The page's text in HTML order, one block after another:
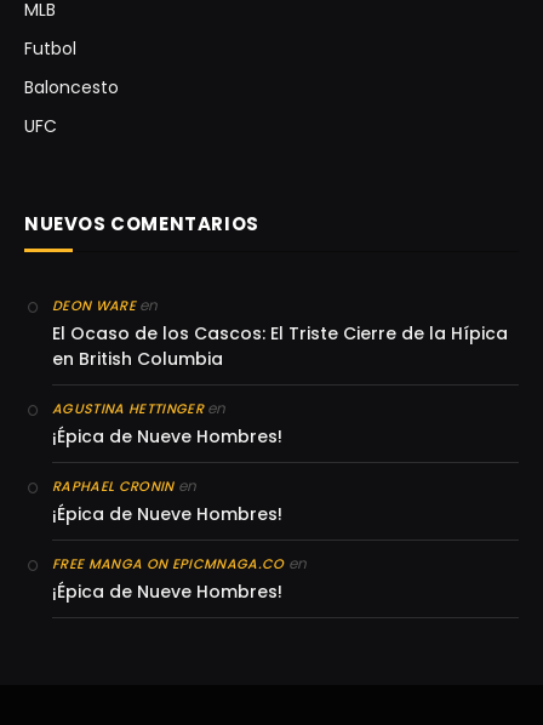
MLB
Futbol
Baloncesto
UFC
NUEVOS COMENTARIOS
DEON WAREen
El Ocaso de los Cascos: El Triste Cierre de la Hípica
en British Columbia
AGUSTINA HETTINGERen
¡Épica de Nueve Hombres!
RAPHAEL CRONINen
¡Épica de Nueve Hombres!
FREE MANGA ON EPICMNAGA.COen
¡Épica de Nueve Hombres!